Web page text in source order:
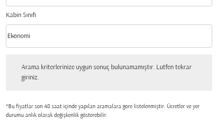
Kabin Sınıfı
Kabin Sınıfı option Ekonomi Selected
Ekonomi
keyboard_arrow_down
Arama kriterlerinize uygun sonuç bulunamamıştır. Lutfen tekrar
giriniz.
*Bu fiyatlar son 48 saat içinde yapılan aramalara gore listelenmiştir. Ücretler ve yer
durumu anlık olarak değişkenlik gösterebilir.